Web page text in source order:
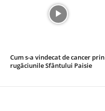
Cum s-a vindecat de cancer prin
rugăciunile Sfântului Paisie